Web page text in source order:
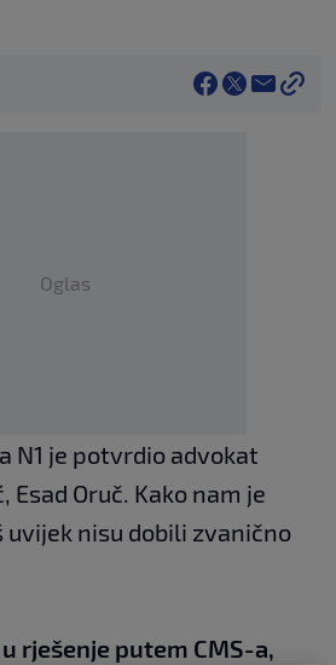
Oglas
N1 je potvrdio advokat
Esad Oruč. Kako nam je
uvijek nisu dobili zvanično
rješenje putem CMS-a,